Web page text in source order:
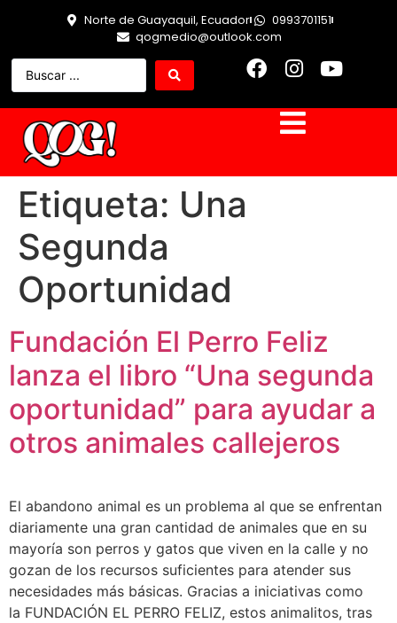
Norte de Guayaquil, Ecuador
0993701151
qogmedio@outlook.com
Etiqueta: Una
Segunda
Oportunidad
Fundación El Perro Feliz
lanza el libro “Una segunda
oportunidad” para ayudar a
otros animales callejeros
El abandono animal es un problema al que se enfrentan
diariamente una gran cantidad de animales que en su
mayoría son perros y gatos que viven en la calle y no
gozan de los recursos suficientes para atender sus
necesidades más básicas. Gracias a iniciativas como
la FUNDACIÓN EL PERRO FELIZ, estos animalitos, tras